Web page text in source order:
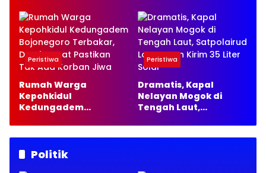
Ekstasi Disita
Peristiwa
Rumah Warga
Kepohkidul
Kedungadem
Tak Ada Korban Jiwa
Peristiwa
Dramatis, Kapal
Nelayan Mogok di
Tengah Laut,
Politik